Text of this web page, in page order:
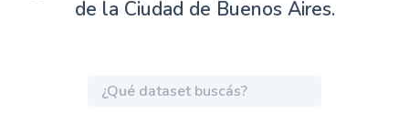
de la Ciudad de Buenos Aires.